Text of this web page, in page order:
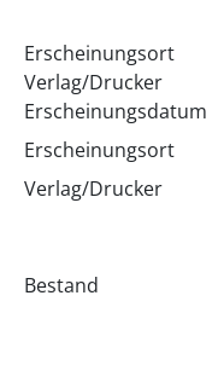
Erscheinungsort
Verlag/Drucker
Erscheinungsdatum
Erscheinungsort
Verlag/Drucker
Bestand